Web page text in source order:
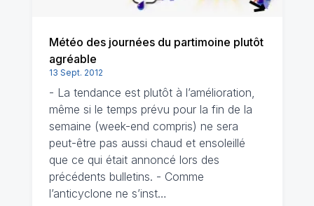
Météo des journées du partimoine plutôt
agréable
13 Sept. 2012
- La tendance est plutôt à l’amélioration,
même si le temps prévu pour la fin de la
semaine (week-end compris) ne sera
peut-être pas aussi chaud et ensoleillé
que ce qui était annoncé lors des
précédents bulletins. - Comme
l’anticyclone ne s’inst…